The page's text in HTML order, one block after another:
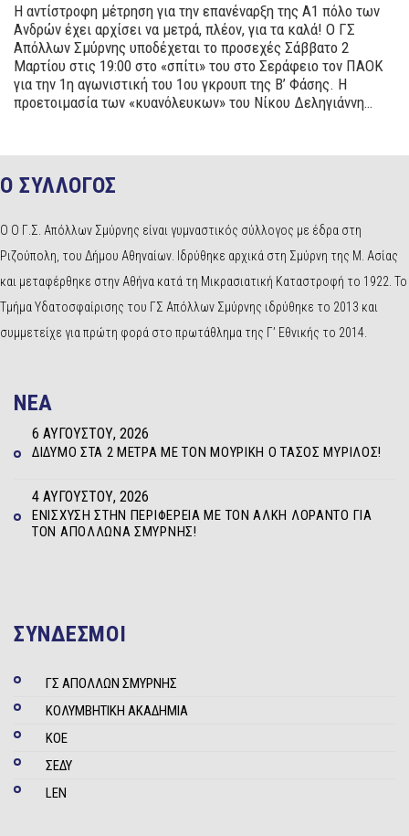
Η αντίστροφη μέτρηση για την επανέναρξη της Α1 πόλο των
Ανδρών έχει αρχίσει να μετρά, πλέον, για τα καλά! Ο ΓΣ
Απόλλων Σμύρνης υποδέχεται το προσεχές Σάββατο 2
Μαρτίου στις 19:00 στο «σπίτι» του στο Σεράφειο τον ΠΑΟΚ
για την 1η αγωνιστική του 1ου γκρουπ της Β’ Φάσης. Η
προετοιμασία των «κυανόλευκων» του Νίκου Δεληγιάννη…
Ο ΣΥΛΛΟΓΟΣ
Ο Ο Γ.Σ. Απόλλων Σμύρνης είναι γυμναστικός σύλλογος με έδρα στη
Ριζούπολη, του Δήμου Αθηναίων. Ιδρύθηκε αρχικά στη Σμύρνη της Μ. Ασίας
και μεταφέρθηκε στην Αθήνα κατά τη Μικρασιατική Καταστροφή το 1922. Το
Τμήμα Υδατοσφαίρισης του ΓΣ Απόλλων Σμύρνης ιδρύθηκε το 2013 και
συμμετείχε για πρώτη φορά στο πρωτάθλημα της Γ’ Εθνικής το 2014.
NEA
ΔΊΔΥΜΟ ΣΤΑ 2 ΜΈΤΡΑ ΜΕ ΤΟΝ ΜΟΥΡΊΚΗ Ο ΤΆΣΟΣ ΜΥΡΊΛΟΣ!
6 ΑΥΓΟΎΣΤΟΥ, 2026
ΕΝΊΣΧΥΣΗ ΣΤΗΝ ΠΕΡΙΦΈΡΕΙΑ ΜΕ ΤΟΝ ΆΛΚΗ ΛΟΡΆΝΤΟ ΓΙΑ
ΤΟΝ ΑΠΌΛΛΩΝΑ ΣΜΎΡΝΗΣ!
4 ΑΥΓΟΎΣΤΟΥ, 2026
ΣΥΝΔΕΣΜΟΙ
ΓΣ ΑΠΟΛΛΩΝ ΣΜΥΡΝΗΣ
ΚΟΛΥΜΒΗΤΙΚΗ ΑΚΑΔΗΜΙΑ
ΚΟΕ
ΣΕΔΥ
LEN